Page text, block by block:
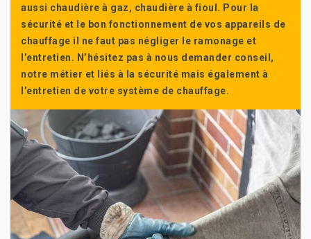
aussi chaudière à gaz, chaudière à fioul. Pour la
sécurité et le bon fonctionnement de vos appareils de
chauffage il ne faut pas négliger le ramonage et
l’entretien. N’hésitez pas à nous demander conseil,
notre métier et liés à la sécurité mais également à
l’entretien de votre système de chauffage.